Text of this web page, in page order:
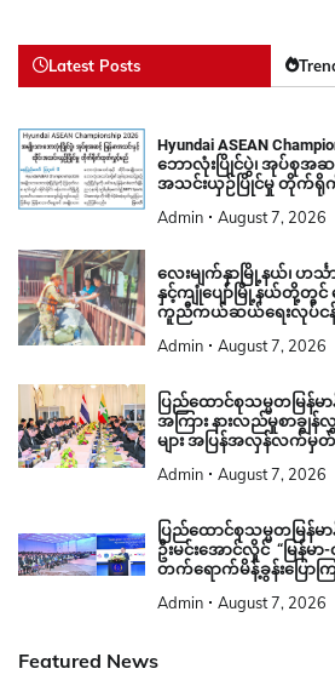
Latest Posts
Hyundai ASEAN
ဘောလုံးပြိုင်ပွဲ၊ အုပ်စုအဆ
အသင်းယှဉ်ပြိုင်မှု တိုက်
Admin August 7, 2026
လေးမျက်နှာမြို့နယ်၊ ဟင်္
နှင့်ကျုံပျော်မြို့နယ်တို့တွင် ရ
ကူညီကယ်ဆယ်ရေးလုပ်ငန်
Admin August 7, 2026
ပြည်ထောင်စုသမ္မတမြန်မ
အကြား နားလည်မှုစာချွန်
များ အပြန်အလှန်လက်
Admin August 7, 2026
ပြည်ထောင်စုသမ္မတမြန်မ
ဦးမင်းအောင်လှိုင် “မြန်မာ
တက်ရောက်မိန့်ခွန်းပြောကြ
Admin August 7, 2026
Featured News